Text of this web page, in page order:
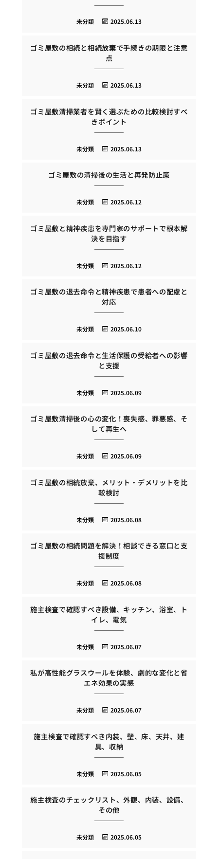
2025.06.13
未分類
ゴミ屋敷の相続と相続放棄で手続きの期限と注意
点
2025.06.13
未分類
ゴミ屋敷清掃業者を賢く選ぶための比較検討すべ
きポイント
2025.06.13
未分類
ゴミ屋敷の清掃後の生活と再発防止策
2025.06.12
未分類
ゴミ屋敷と精神疾患を専門家のサポートで根本解
決を目指す
2025.06.12
未分類
ゴミ屋敷の退去命令と精神疾患で患者への配慮と
対応
2025.06.10
未分類
ゴミ屋敷の退去命令と生活保護の受給者への影響
と支援
2025.06.09
未分類
ゴミ屋敷清掃後の心の変化！喪失感、罪悪感、そ
して再生へ
2025.06.09
未分類
ゴミ屋敷の相続放棄、メリット・デメリットを比
較検討
2025.06.08
未分類
ゴミ屋敷の相続問題を解決！相談できる窓口と支
援制度
2025.06.08
未分類
施主検査で確認すべき設備、キッチン、浴室、ト
イレ、電気
2025.06.07
未分類
私が高性能グラスウールを体験、劇的な変化と省
エネ効果の実感
2025.06.07
未分類
施主検査で確認すべき内装、壁、床、天井、建
具、収納
2025.06.05
未分類
施主検査のチェックリスト、外観、内装、設備、
その他
2025.06.05
未分類